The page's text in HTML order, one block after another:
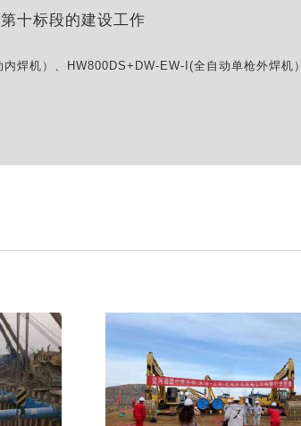
十标段的建设工作
内焊机）、HW800DS+DW-EW-I(全自动单枪外焊机）